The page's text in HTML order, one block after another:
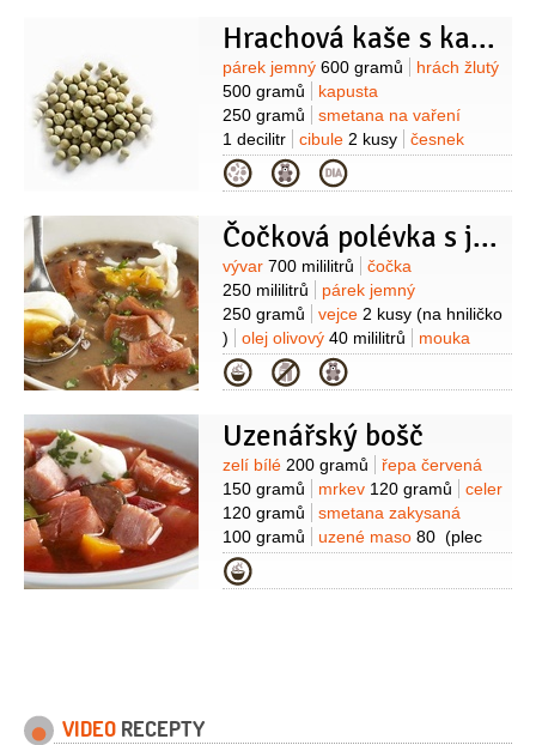
Hrachová kaše s kapustou
Suroviny
párek jemný 600 gramů
hrách žlutý
500 gramů
kapusta
250 gramů
smetana na vaření
1 decilitr
cibule 2 kusy
česnek
2 stroužky
olej slunečnicový
pšeničná hladká1 lžíce sůl
Kategorie
Čočková polévka s jemnými párky
Suroviny
vývar 700 mililitrů
čočka
250 mililitrů
párek jemný
250 gramů
vejce 2 kusy (na hniličko
)
olej olivový 40 mililitrů
mouka
pšeničná hladká
vinný1 lžíce
petržel
česnek1 stroužek
Kategorie
Uzenářský bošč
Suroviny
zelí bílé 200 gramů
řepa červená
150 gramů
mrkev 120 gramů
celer
120 gramů
smetana zakysaná
100 gramů
uzené maso 80 (plec
nebo krkovice)
(tmavá)
párek jemný60 gramů
olej
Kategorie
VIDEO RECEPTY